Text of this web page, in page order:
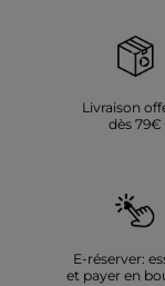
Livraison
dès 79€
E-réserver:
et payer en